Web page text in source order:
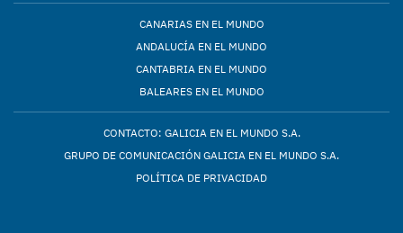
CANARIAS EN EL MUNDO
ANDALUCÍA EN EL MUNDO
CANTABRIA EN EL MUNDO
BALEARES EN EL MUNDO
CONTACTO: GALICIA EN EL MUNDO S.A.
GRUPO DE COMUNICACIÓN GALICIA EN EL MUNDO S.A.
POLÍTICA DE PRIVACIDAD